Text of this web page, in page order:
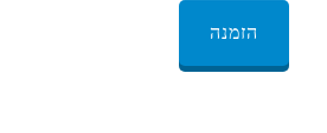
הזמנה